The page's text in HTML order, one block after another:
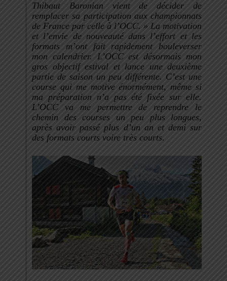
Thibaut Baronian vient de décider de
remplacer sa participation aux championnats
de France par celle à l’OCC. » La motivation
et l’envie de nouveauté dans l’effort et les
formats m’ont fait rapidement bouleverser
mon calendrier. L’OCC est désormais mon
gros objectif estival et lance une deuxième
partie de saison un peu différente. C’est une
course qui me motive énormément, même si
ma préparation n’a pas été fixée sur elle.
L’OCC va me permettre de reprendre le
chemin des courses un peu plus longues,
après avoir passé plus d’un an et demi sur
des formats courts voire très courts.